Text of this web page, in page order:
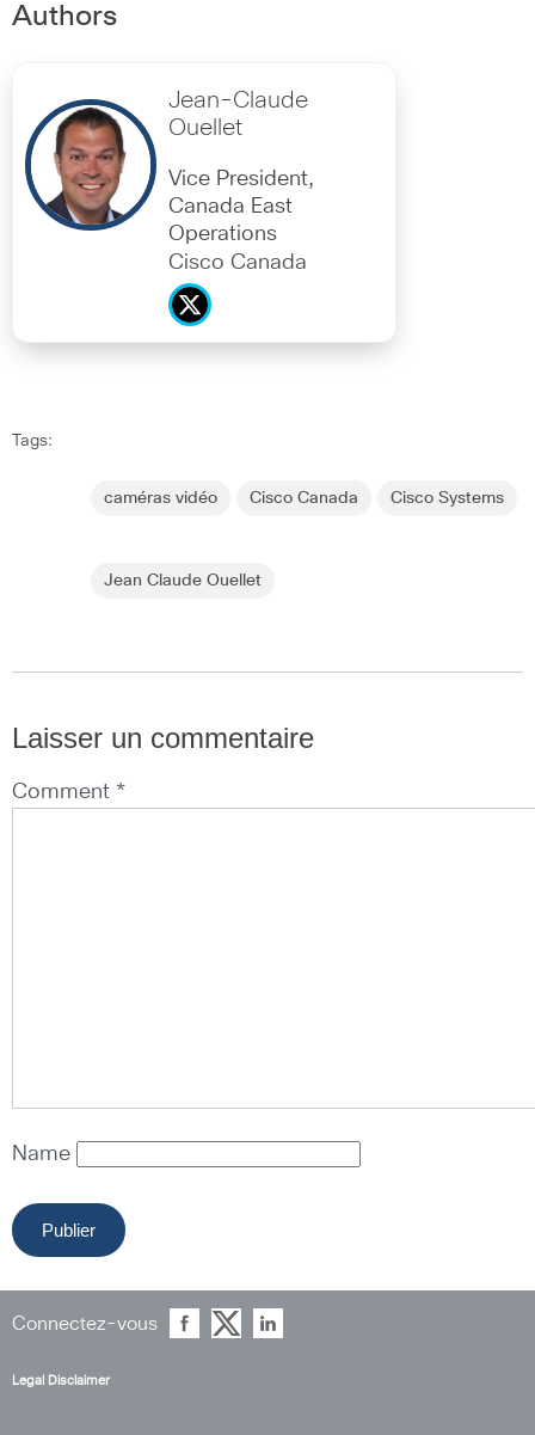
Authors
Jean-Claude
Ouellet
Vice President,
Canada East
Operations
Cisco Canada
Tags:
caméras vidéo Cisco Canada Cisco Systems
Jean Claude Ouellet
Laisser un commentaire
Comment *
Name
Connectez-vous
Legal Disclaimer